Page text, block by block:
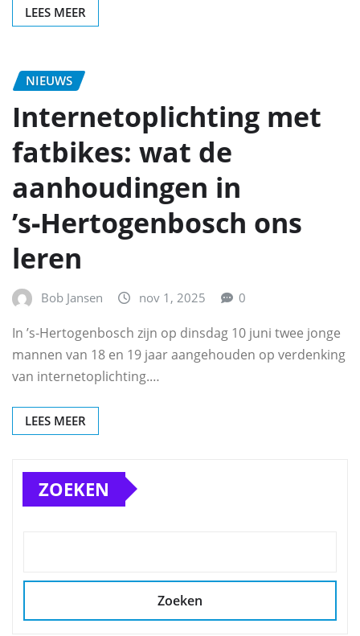
LEES MEER
NIEUWS
Internetoplichting met
fatbikes: wat de
aanhoudingen in
’s‑Hertogenbosch ons
leren
Bob Jansen nov 1, 2025 0
In ’s‑Hertogenbosch zijn op dinsdag 10 juni twee jonge
mannen van 18 en 19 jaar aangehouden op verdenking
van internetoplichting.…
LEES MEER
ZOEKEN
Zoeken